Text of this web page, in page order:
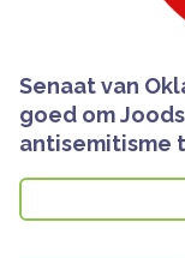
Senaat van
goed om
antisemitisme